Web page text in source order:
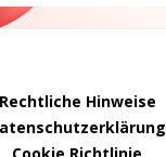
Rechtliche Hinweise